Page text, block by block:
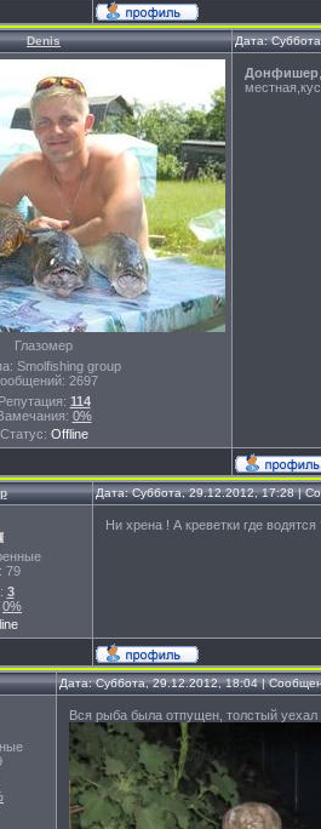
Denis Дата:
Глазомер
Smolfishing group
2697
Репутация: 114
0%
Статус: Offline
Донфишер
Дата: Суббота, 29.12.2012, 17:28 |
79
3
0%
Ни хрена ! А креветки где
Дата: Суббота, 29.12.2012, 18:04 |
Вся рыба была отпущен, толстый